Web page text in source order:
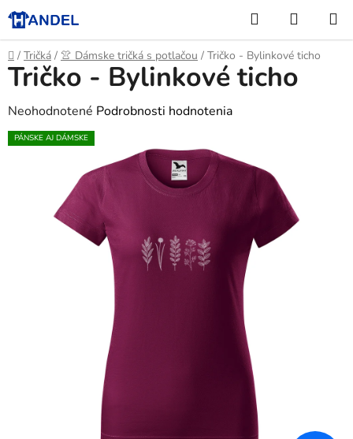
Prejsť
na
obsah
Hľadať
KOŠÍK
Domov
/ Tričká / 👚 Dámske tričká s potlačou / Tričko - Bylinkové ticho
Tričko - Bylinkové ticho
Priemerné
hodnotenie
Neohodnotené Podrobnosti hodnotenia
PÁNSKE AJ DÁMSKE